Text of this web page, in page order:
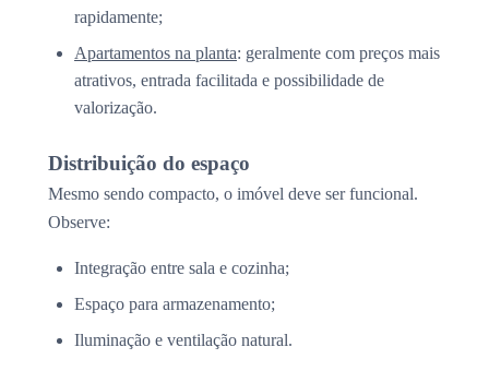
rapidamente;
Apartamentos na planta: geralmente com preços mais
atrativos, entrada facilitada e possibilidade de
valorização.
Distribuição do espaço
Mesmo sendo compacto, o imóvel deve ser funcional.
Observe:
Integração entre sala e cozinha;
Espaço para armazenamento;
Iluminação e ventilação natural.